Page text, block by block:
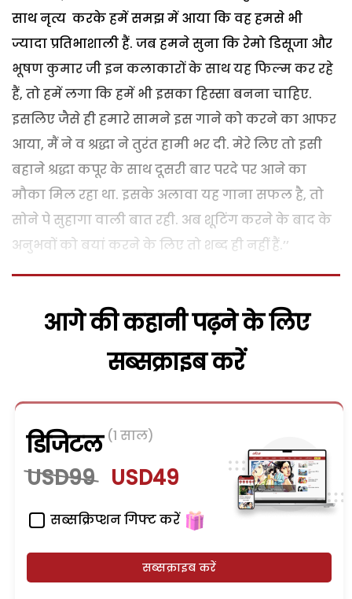
साथ नृत्य करके हमें समझ में आया कि वह हमसे भी
ज्यादा प्रतिभाशाली हैं. जब हमने सुना कि रेमो डिसूजा और
भूषण कुमार जी इन कलाकारों के साथ यह फिल्म कर रहे
हैं, तो हमें लगा कि हमें भी इसका हिस्सा बनना चाहिए.
इसलिए जैसे ही हमारे सामने इस गाने को करने का आफर
आया, मैं ने व श्रद्धा ने तुरंत हामी भर दी. मेरे लिए तो इसी
बहाने श्रद्धा कपूर के साथ दूसरी बार परदे पर आने का
मौका मिल रहा था. इसके अलावा यह गाना सफल है, तो
सोने पे सुहागा वाली बात रही. अब शूटिंग करने के बाद के
अनुभवों को बयां करने के लिए तो शब्द ही नहीं हैं.’’
आगे की कहानी पढ़ने के लिए
सब्सक्राइब करें
डिजिटल (1 साल)
USD99 USD49
सब्सक्रिप्शन गिफ्ट करें
सब्सक्राइब करें